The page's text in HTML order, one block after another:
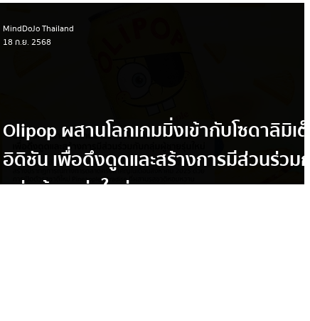
Olipop ผสานโลกเกมมิ่งเข้ากับโซดาลิมิเต็ด
อิดิชัน เพื่อดึงดูดและสร้างการมีส่วนร่วมกับ
กลุ่มผู้ชายรุ่นใหม่
MindDoJo Thailand
18 ก.ย. 2568